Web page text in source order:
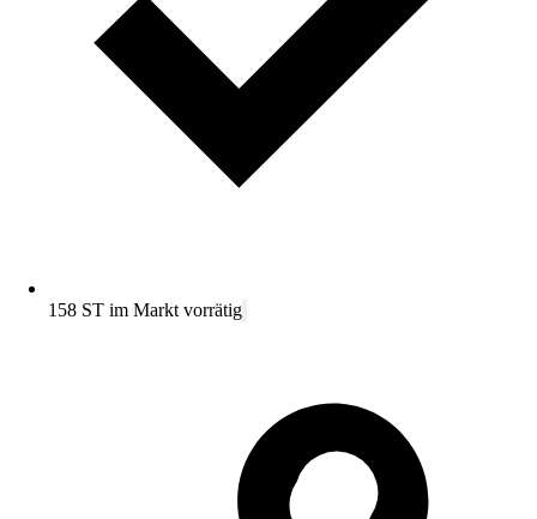
158 ST im Markt vorrätig